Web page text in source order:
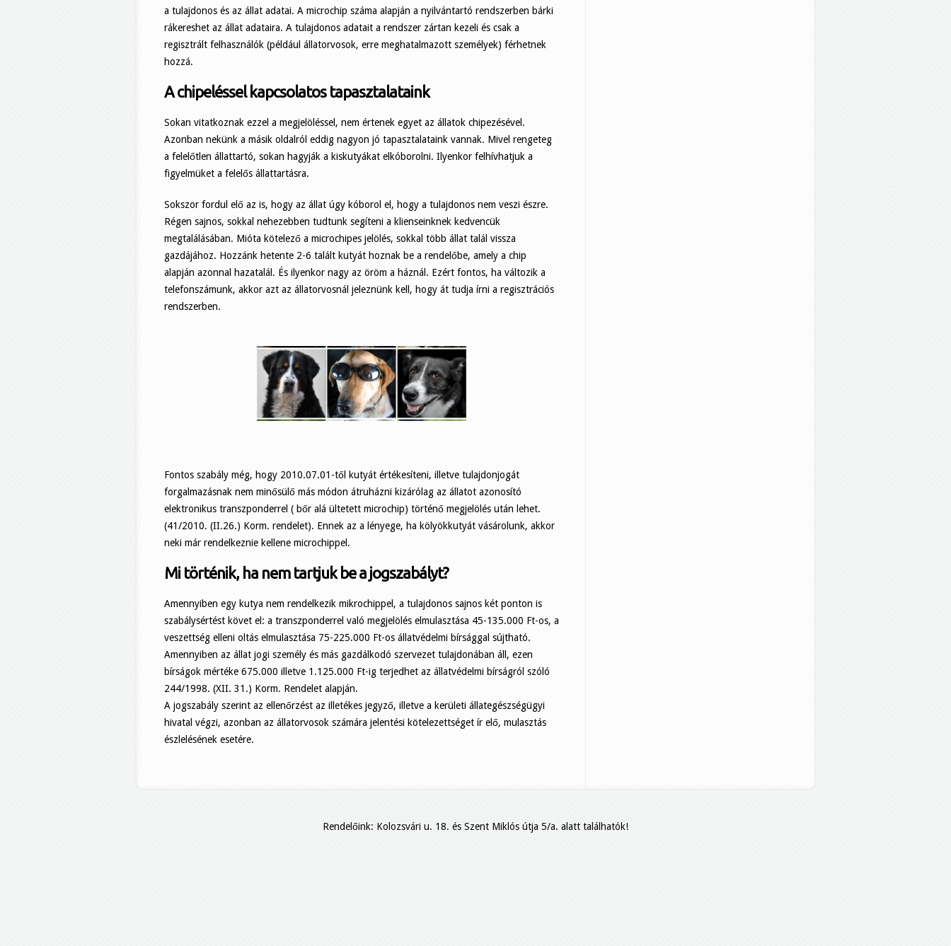
a tulajdonos és az állat adatai. A microchip száma alapján a nyilvántartó rendszerben bárki
rákereshet az állat adataira. A tulajdonos adatait a rendszer zártan kezeli és csak a
regisztrált felhasználók (például állatorvosok, erre meghatalmazott személyek) férhetnek
hozzá.
A chipeléssel kapcsolatos tapasztalataink
Sokan vitatkoznak ezzel a megjelöléssel, nem értenek egyet az állatok chipezésével.
Azonban nekünk a másik oldalról eddig nagyon jó tapasztalataink vannak. Mivel rengeteg
a felelőtlen állattartó, sokan hagyják a kiskutyákat elkóborolni. Ilyenkor felhívhatjuk a
figyelmüket a felelős állattartásra.
Sokszor fordul elő az is, hogy az állat úgy kóborol el, hogy a tulajdonos nem veszi észre.
Régen sajnos, sokkal nehezebben tudtunk segíteni a klienseinknek kedvencük
megtalálásában. Mióta kötelező a microchipes jelölés, sokkal több állat talál vissza
gazdájához. Hozzánk hetente 2-6 talált kutyát hoznak be a rendelőbe, amely a chip
alapján azonnal hazatalál. És ilyenkor nagy az öröm a háznál. Ezért fontos, ha változik a
telefonszámunk, akkor azt az állatorvosnál jeleznünk kell, hogy át tudja írni a regisztrációs
rendszerben.
Fontos szabály még, hogy 2010.07.01-től kutyát értékesíteni, illetve tulajdonjogát
forgalmazásnak nem minősülő más módon átruházni kizárólag az állatot azonosító
elektronikus transzponderrel ( bőr alá ültetett microchip) történő megjelölés után lehet.
(41/2010. (II.26.) Korm. rendelet). Ennek az a lényege, ha kölyökkutyát vásárolunk, akkor
neki már rendelkeznie kellene microchippel.
Mi történik, ha nem tartjuk be a jogszabályt?
Amennyiben egy kutya nem rendelkezik mikrochippel, a tulajdonos sajnos két ponton is
szabálysértést követ el: a transzponderrel való megjelölés elmulasztása 45-135.000 Ft-os, a
veszettség elleni oltás elmulasztása 75-225.000 Ft-os állatvédelmi bírsággal sújtható.
Amennyiben az állat jogi személy és más gazdálkodó szervezet tulajdonában áll, ezen
bírságok mértéke 675.000 illetve 1.125.000 Ft-ig terjedhet az állatvédelmi bírságról szóló
244/1998. (XII. 31.) Korm. Rendelet alapján.
A jogszabály szerint az ellenőrzést az illetékes jegyző, illetve a kerületi állategészségügyi
hivatal végzi, azonban az állatorvosok számára jelentési kötelezettséget ír elő, mulasztás
észlelésének esetére.
Rendelőink: Kolozsvári u. 18. és Szent Miklós útja 5/a. alatt találhatók!